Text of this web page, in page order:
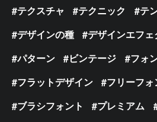
テクスチャ
テクニック
テ
デザインの種
デザインエフェ
パターン
ビンテージ
フォ
フラットデザイン
フリーフォ
ブラシフォント
プレミアム